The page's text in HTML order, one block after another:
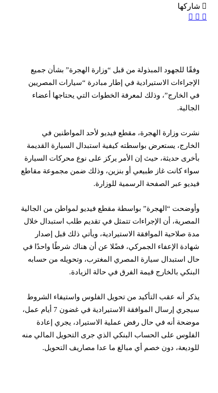
شاركها
فيسبوكتويتر
وفقًا للجهود المبذولة من قبل “وزارة الهجرة” بشأن جميع
الإجراءات الاستيرادية في إطار مبادرة “سيارات المصريين
في الخارج”، وذلك لمعرفة الخطوات التي يحتاجها أعضاء
الجالية.
نشرت وزارة الهجرة، مقطع فيديو لأحد المواطنين في
الخارج، يستعرض بواسطته كيفية استبدال السيارة القديمة
بأخرى حديثة، حيث إن الأمر يركز على نوع محركات السيارة
سواء كانت غاز طبيعي أو بنزين، وذلك ضمن مجموعة مقاطع
فيديو عبر الصفحة الرسمية للوزارة.
وأوضحت “الهجرة” بواسطة مقطع فيديو لمواطن من الجالية
المصرية، أن الإجراءات تتمثل في تقديم طلب استبدال خلال
مدة صلاحية الموافقة الاستيرادية، ويأتي ذلك قبل إصدار
شهادة الإعفاء الجمركي، فضًلا عن أن هناك شرطًا واحدًا في
حال استبدال سيارة المصري المغترب، وتحويله من حسابه
البنكي بالخارج قيمة الفرق في حالة الزيادة.
يذكر أنه عقب التأكيد من تحويل الفلوس واستيفاء الشروط
سيجري إرسال الموافقة الاستيرادية في غضون 7 أيام عمل،
موضحة أنه في حال رفض عملية الاستيراد، يجري إعادة
الفلوس على الحساب البنكي الذي جرى التحويل المالي منه
للوديعة، دون خصم أي مبالغ ما عدا مصاريف التحويل.